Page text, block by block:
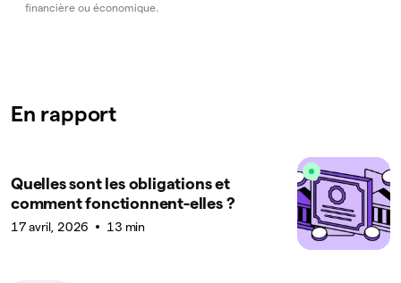
financière ou économique.
En rapport
Quelles sont les obligations et
comment fonctionnent-elles ?
17 avril, 2026 13 min